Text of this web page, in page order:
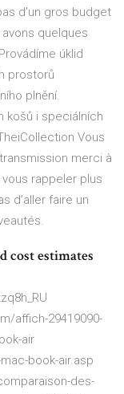
d’un gros budget
quelques
Provádíme úklid
prostorů
plnění.
košů i speciálních
Vous
merci à
rappeler plus
d’aller faire un
cost estimates
affich-29419090-
air
book-air.asp
des-